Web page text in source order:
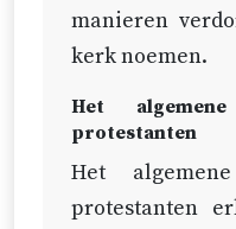
manieren
kerk noemen.
Het
protestanten
Het
protestanten